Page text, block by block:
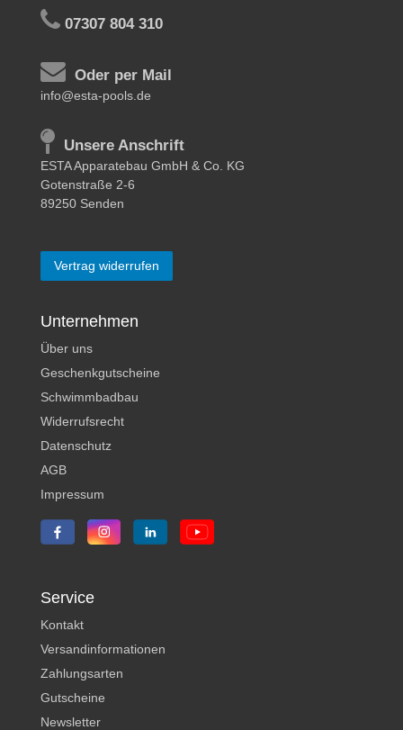
07307 804 310
Oder per Mail
info@esta-pools.de
Unsere Anschrift
ESTA Apparatebau GmbH & Co. KG
Gotenstraße 2-6
89250 Senden
Vertrag widerrufen
Unternehmen
Über uns
Geschenkgutscheine
Schwimmbadbau
Widerrufsrecht
Datenschutz
AGB
Impressum
Service
Kontakt
Versandinformationen
Zahlungsarten
Gutscheine
Newsletter